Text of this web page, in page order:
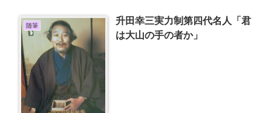
随筆
升田幸三実力制第四代名人「君
は大山の手の者か」